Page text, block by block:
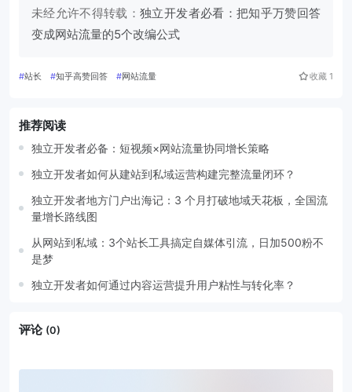
未经允许不得转载：独立开发者必看：把知乎万赞回答
变成网站流量的5个改编公式
#站长 #知乎高赞回答 #网站流量 收藏 1
推荐阅读
独立开发者必备：短视频×网站流量协同增长策略
独立开发者如何从建站到私域运营构建完整流量闭环？
独立开发者地方门户出海记：3 个月打破地域天花板，全国流
量增长路线图
从网站到私域：3个站长工具搞定自媒体引流，日加500粉不
是梦
独立开发者如何通过内容运营提升用户粘性与转化率？
评论 (0)